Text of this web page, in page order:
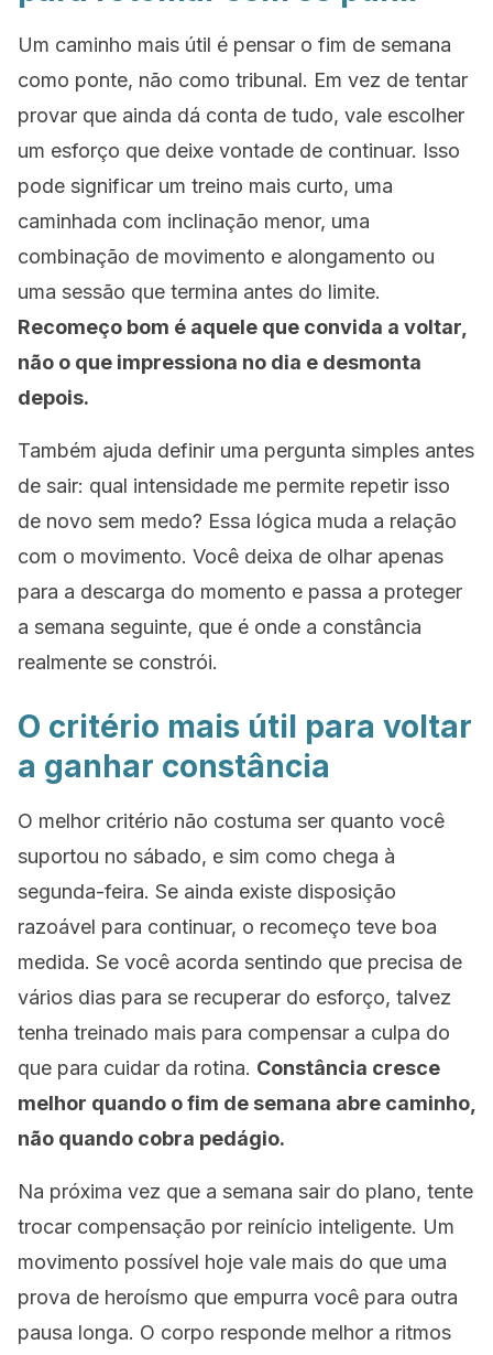
Um caminho mais útil é pensar o fim de semana
como ponte, não como tribunal. Em vez de tentar
provar que ainda dá conta de tudo, vale escolher
um esforço que deixe vontade de continuar. Isso
pode significar um treino mais curto, uma
caminhada com inclinação menor, uma
combinação de movimento e alongamento ou
uma sessão que termina antes do limite.
Recomeço bom é aquele que convida a voltar,
não o que impressiona no dia e desmonta
depois.
Também ajuda definir uma pergunta simples antes
de sair: qual intensidade me permite repetir isso
de novo sem medo? Essa lógica muda a relação
com o movimento. Você deixa de olhar apenas
para a descarga do momento e passa a proteger
a semana seguinte, que é onde a constância
realmente se constrói.
O critério mais útil para voltar
a ganhar constância
O melhor critério não costuma ser quanto você
suportou no sábado, e sim como chega à
segunda-feira. Se ainda existe disposição
razoável para continuar, o recomeço teve boa
medida. Se você acorda sentindo que precisa de
vários dias para se recuperar do esforço, talvez
tenha treinado mais para compensar a culpa do
que para cuidar da rotina. Constância cresce
melhor quando o fim de semana abre caminho,
não quando cobra pedágio.
Na próxima vez que a semana sair do plano, tente
trocar compensação por reinício inteligente. Um
movimento possível hoje vale mais do que uma
prova de heroísmo que empurra você para outra
pausa longa. O corpo responde melhor a ritmos